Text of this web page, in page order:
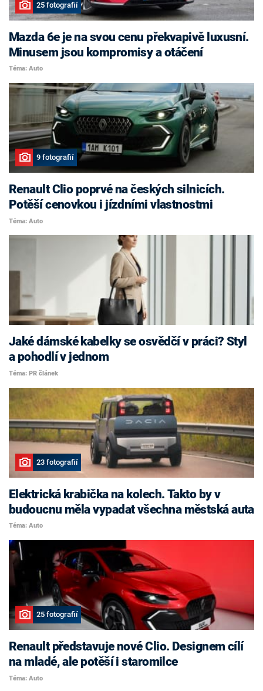
25 fotografií
Mazda 6e je na svou cenu překvapivě luxusní.
Minusem jsou kompromisy a otáčení
Téma: Auto
9 fotografií
Renault Clio poprvé na českých silnicích.
Potěší cenovkou i jízdními vlastnostmi
Téma: Auto
Jaké dámské kabelky se osvědčí v práci? Styl
a pohodlí v jednom
Téma: PR článek
23 fotografií
Elektrická krabička na kolech. Takto by v
budoucnu měla vypadat všechna městská auta
Téma: Auto
25 fotografií
Renault představuje nové Clio. Designem cílí
na mladé, ale potěší i staromilce
Téma: Auto